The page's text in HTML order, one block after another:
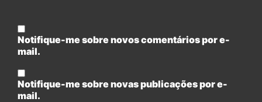
Notifique-me sobre novos comentários por e-
mail.
Notifique-me sobre novas publicações por e-
mail.